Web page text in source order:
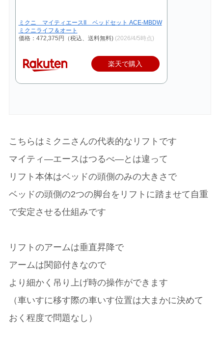
ミクニ マイティエースII ベッドセット ACE-MBDW
ミクニライフ＆オート
価格：472,375円（税込、送料無料) (2026/4/5時点)
楽天で購入
こちらはミクニさんの代表的なリフトです
マイティ―エースはつるべ―とは違って
リフト本体はベッドの頭側のみの大きさで
ベッドの頭側の2つの脚台をリフトに踏ませて自重
で安定させる仕組みです
リフトのアームは垂直昇降で
アームは関節付きなので
より細かく吊り上げ時の操作ができます
（車いすに移す際の車いす位置は大まかに決めて
おく程度で問題なし）